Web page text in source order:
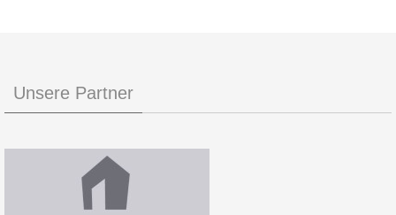
Unsere Partner